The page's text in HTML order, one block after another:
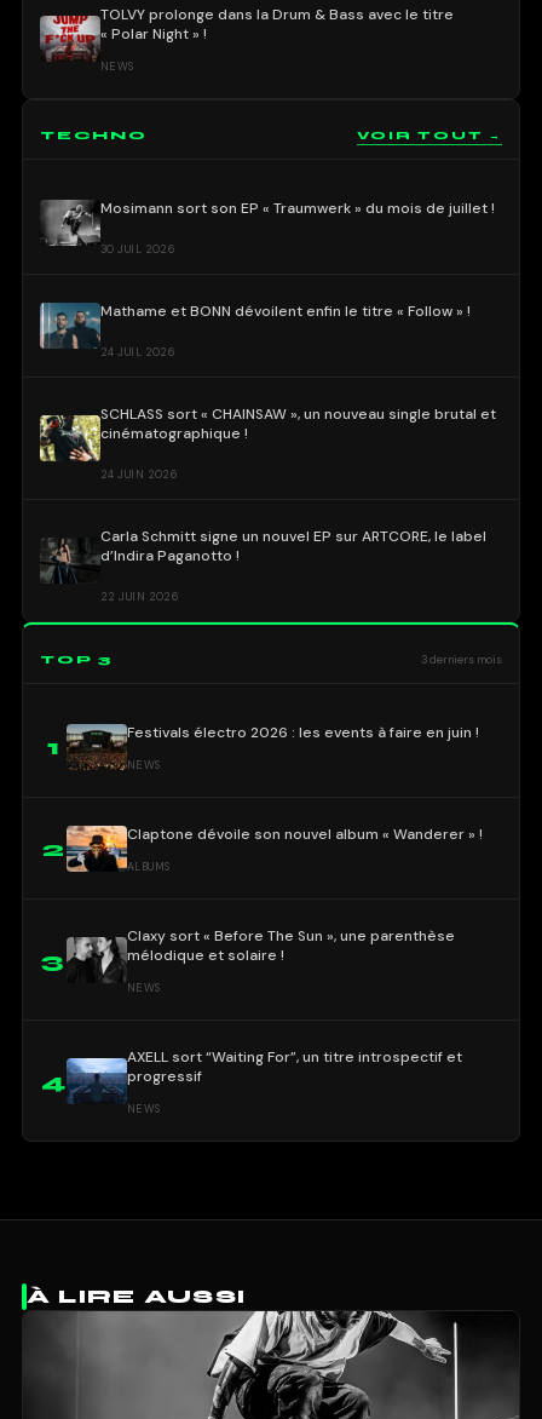
TOLVY prolonge dans la Drum & Bass avec le titre
« Polar Night » !
NEWS
TECHNO VOIR TOUT →
Mosimann sort son EP « Traumwerk » du mois de juillet !
30 JUIL 2026
Mathame et BONN dévoilent enfin le titre « Follow » !
24 JUIL 2026
SCHLASS sort « CHAINSAW », un nouveau single brutal et
cinématographique !
24 JUIN 2026
Carla Schmitt signe un nouvel EP sur ARTCORE, le label
d’Indira Paganotto !
22 JUIN 2026
TOP 3 3 derniers mois
1
Festivals électro 2026 : les events à faire en juin !
NEWS
2
Claptone dévoile son nouvel album « Wanderer » !
ALBUMS
3
Claxy sort « Before The Sun », une parenthèse
mélodique et solaire !
NEWS
4
AXELL sort “Waiting For”, un titre introspectif et
progressif
NEWS
À LIRE AUSSI